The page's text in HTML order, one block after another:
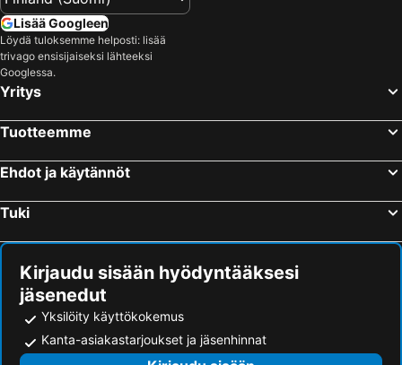
Lisää Googleen
Löydä tuloksemme helposti: lisää
trivago ensisijaiseksi lähteeksi
Googlessa.
Yritys
Tuotteemme
Ehdot ja käytännöt
Tuki
Kirjaudu sisään hyödyntääksesi
jäsenedut
Yksilöity käyttökokemus
Kanta-asiakastarjoukset ja jäsenhinnat